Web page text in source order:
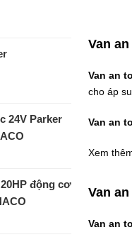
Van
Van an
cho áp
Van an
Xem
Van
Van an
24V Parker
động cơ